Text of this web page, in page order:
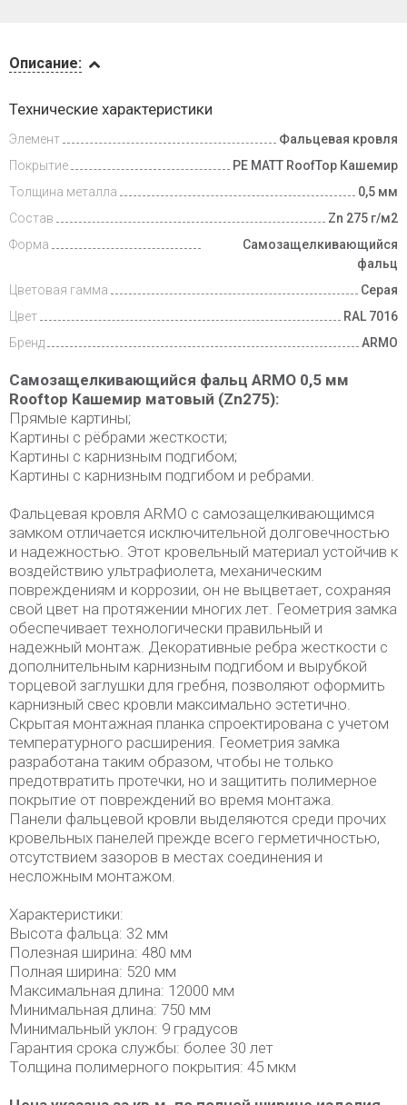
и оплата
Описание:
Технические характеристики
Элемент
Фальцевая кровля
Покрытие
PE MATT RoofTop Кашемир
Толщина металла
0,5 мм
Состав
Zn 275 г/м2
Форма
Самозащелкивающийся
фальц
Цветовая гамма
Серая
Цвет
RAL 7016
Бренд
ARMO
Самозащелкивающийся фальц ARMO 0,5 мм
Rooftop Кашемир матовый (Zn275):
Прямые картины;
Картины с рёбрами жесткости;
Картины с карнизным подгибом;
Картины с карнизным подгибом и ребрами.
Фальцевая кровля ARMO с самозащелкивающимся
замком отличается исключительной долговечностью
и надежностью. Этот кровельный материал устойчив к
воздействию ультрафиолета, механическим
повреждениям и коррозии, он не выцветает, сохраняя
свой цвет на протяжении многих лет. Геометрия замка
обеспечивает технологически правильный и
надежный монтаж. Декоративные ребра жесткости с
дополнительным карнизным подгибом и вырубкой
торцевой заглушки для гребня, позволяют оформить
карнизный свес кровли максимально эстетично.
Скрытая монтажная планка спроектирована с учетом
температурного расширения. Геометрия замка
разработана таким образом, чтобы не только
предотвратить протечки, но и защитить полимерное
покрытие от повреждений во время монтажа.
Панели фальцевой кровли выделяются среди прочих
кровельных панелей прежде всего герметичностью,
отсутствием зазоров в местах соединения и
несложным монтажом.
Характеристики:
Высота фальца: 32 мм
Полезная ширина: 480 мм
Полная ширина: 520 мм
Максимальная длина: 12000 мм
Минимальная длина: 750 мм
Минимальный уклон: 9 градусов
Гарантия срока службы: более 30 лет
Толщина полимерного покрытия: 45 мкм